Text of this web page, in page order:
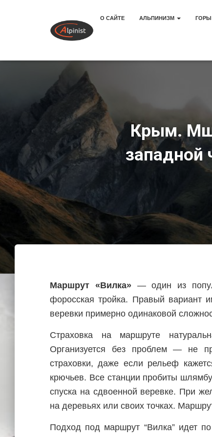
О САЙТЕ АЛЬПИНИЗМ ГОРЫ
Крым.
западной
Маршрут «Вилка»— один из
форосская тройка. Правый вариант
веревки примерно одинаковой
Страховка на маршруте
Организуется без проблем — не
страховки, даже если рельеф
крючьев. Все станции пробиты
спуска на сдвоенной веревке. При
на деревьях или своих точках.
Подход под маршрут “Вилка” идет